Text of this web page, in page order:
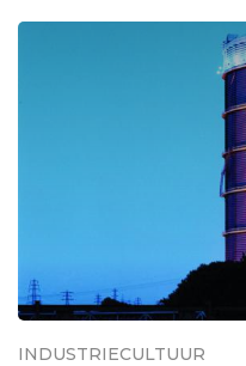
INDUSTRIECULTUUR